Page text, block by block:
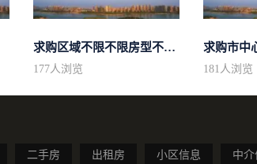
求购区域不限不限房型不限两室一厅简...
177人浏览 181人浏览
二手房 出租房 小区信息 中介